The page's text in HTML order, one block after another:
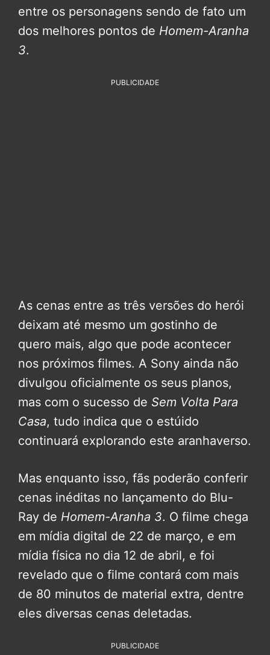
entre os personagens sendo de fato um
dos melhores pontos de Homem-Aranha
3.
PUBLICIDADE
As cenas entre as três versões do herói
deixam até mesmo um gostinho de
quero mais, algo que pode acontecer
nos próximos filmes. A Sony ainda não
divulgou oficialmente os seus planos,
mas com o sucesso de Sem Volta Para
Casa, tudo indica que o estúido
continuará explorando este aranhaverso.
Mas enquanto isso, fãs poderão conferir
cenas inéditas no lançamento do Blu-
Ray de Homem-Aranha 3. O filme chega
em mídia digital de 22 de março, e em
mídia física no dia 12 de abril, e foi
revelado que o filme contará com mais
de 80 minutos de material extra, dentre
eles diversas cenas deletadas.
PUBLICIDADE